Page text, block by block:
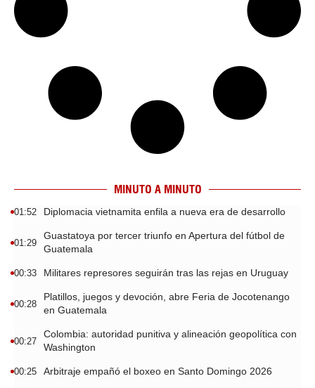
MINUTO A MINUTO
01:52 Diplomacia vietnamita enfila a nueva era de desarrollo
01:29
Guastatoya por tercer triunfo en Apertura del fútbol de
Guatemala
00:33 Militares represores seguirán tras las rejas en Uruguay
00:28
Platillos, juegos y devoción, abre Feria de Jocotenango
en Guatemala
00:27
Colombia: autoridad punitiva y alineación geopolítica con
Washington
00:25 Arbitraje empañó el boxeo en Santo Domingo 2026